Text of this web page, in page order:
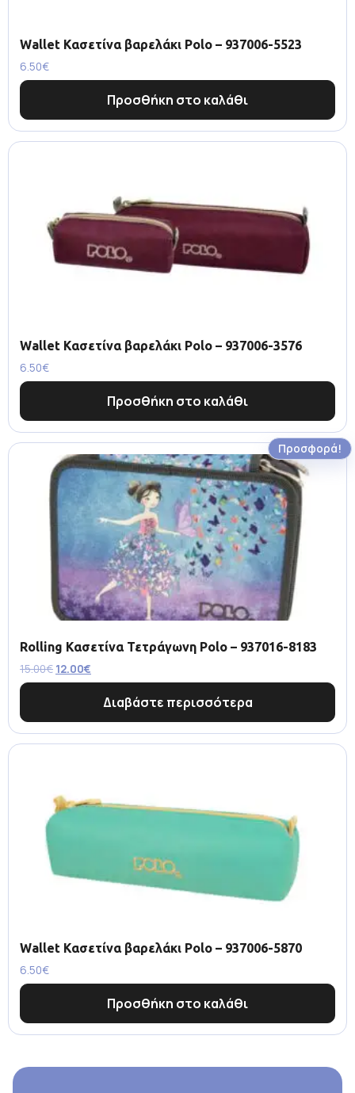
Wallet Κασετίνα βαρελάκι Polo – 937006-5523
6.50€
Προσθήκη στο καλάθι
Wallet Κασετίνα βαρελάκι Polo – 937006-3576
6.50€
Προσθήκη στο καλάθι
Προσφορά!
Rolling Κασετίνα Τετράγωνη Polo – 937016-8183
15.00€ 12.00€
Διαβάστε περισσότερα
Wallet Κασετίνα βαρελάκι Polo – 937006-5870
6.50€
Προσθήκη στο καλάθι